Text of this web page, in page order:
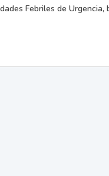
Febriles de